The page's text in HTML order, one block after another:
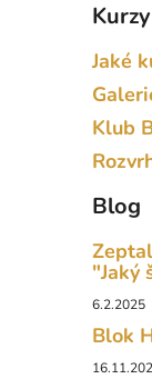
Jaké
Klub
Blog
"Jaký
6.2.2025
Blok